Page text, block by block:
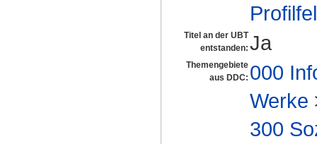
Titel an der UBT
entstanden: Ja
Themengebiete
aus DDC: 000
Werke
300